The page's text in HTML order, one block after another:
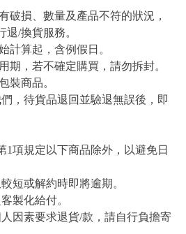
破損、數量及產品不符的狀況，
/換貨服務。
計算起，含例假日。
期，若不確定購買，請勿拆封。
裝商品。
，待貨品退回並驗退無誤後，即
1項規定以下商品除外，以避免日
短或解約時即將逾期。
製化給付。
因素要求退貨/款，請自行負擔寄